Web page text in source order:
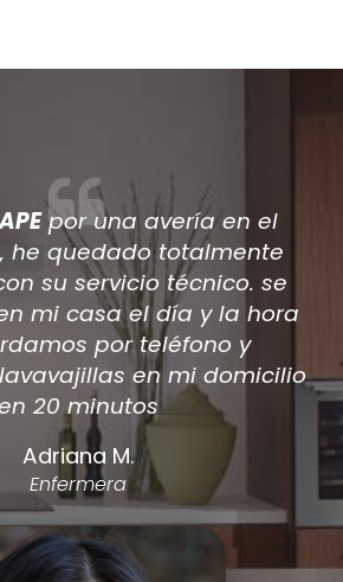
que varios técnicos
casa a reparar mi aire
encontré por internet a
los únicos en dar una
mi aire acondicionado.
de la reparación y
el a/a como nuevo.
Antonio Silvente
Carpintero